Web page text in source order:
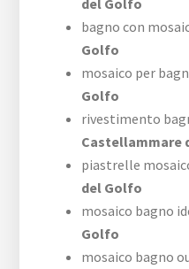
bagno con
Golfo
mosaico per
Golfo
rivestimento
Castellammare
piastrelle
del Golfo
mosaico bagno
Golfo
mosaico bagno